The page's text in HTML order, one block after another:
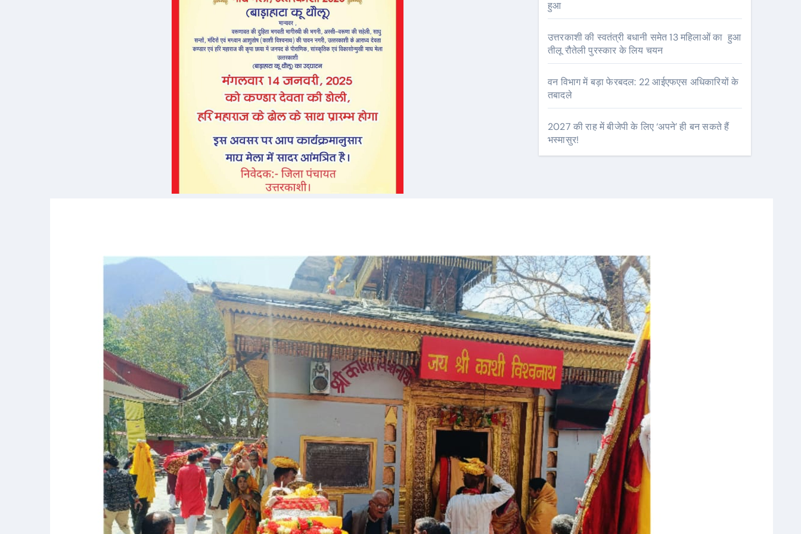
हुआ
उत्तरकाशी की स्वतंत्री बधानी समेत 13 महिलाओं का हुआ
तीलू रौतेली पुरस्कार के लिय चयन
वन विभाग में बड़ा फेरबदल: 22 आईएफएस अधिकारियों के
तबादले
2027 की राह में बीजेपी के लिए ‘अपने’ ही बन सकते हैं
भस्मासुर!